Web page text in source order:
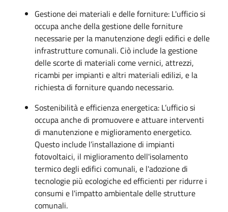
Gestione dei materiali e delle forniture: L'ufficio si
occupa anche della gestione delle forniture
necessarie per la manutenzione degli edifici e delle
infrastrutture comunali. Ciò include la gestione
delle scorte di materiali come vernici, attrezzi,
ricambi per impianti e altri materiali edilizi, e la
richiesta di forniture quando necessario.
Sostenibilità e efficienza energetica: L’ufficio si
occupa anche di promuovere e attuare interventi
di manutenzione e miglioramento energetico.
Questo include l’installazione di impianti
fotovoltaici, il miglioramento dell'isolamento
termico degli edifici comunali, e l'adozione di
tecnologie più ecologiche ed efficienti per ridurre i
consumi e l'impatto ambientale delle strutture
comunali.